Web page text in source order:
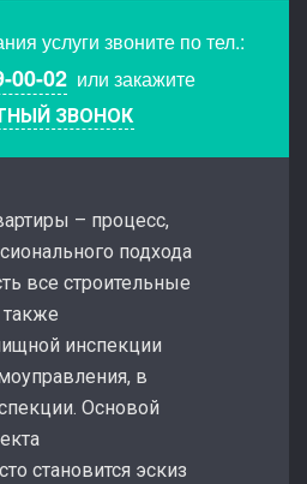
услуги звоните по тел.:
00-02 или закажите
ЗВОНОК
– процесс,
подхода
все строительные
инспекции
в
Основой
становится эскиз